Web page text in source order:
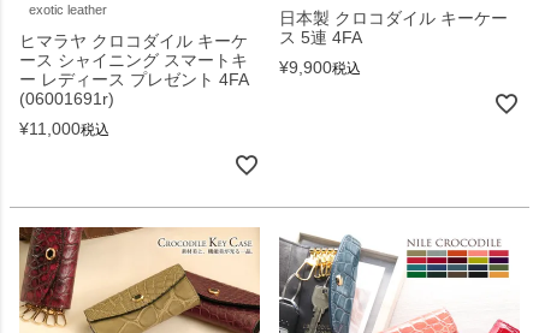
exotic leather
ヒマラヤ クロコダイル キーケ
ース シャイニング スマートキ
ー レディース プレゼント 4FA
(06001691r)
¥11,000税込
日本製 クロコダイル キーケー
ス 5連 4FA
¥9,900税込